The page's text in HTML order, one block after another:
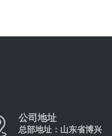
公司地址
总部地址：山东省博兴